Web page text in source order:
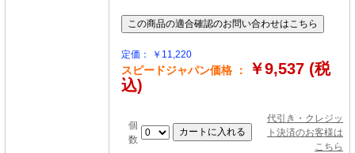
定価： ￥11,220
スピードジャパン価格 ：
￥9,537 (税
込)
個
数
代引き・クレジッ
ト決済のお客様は
こちら